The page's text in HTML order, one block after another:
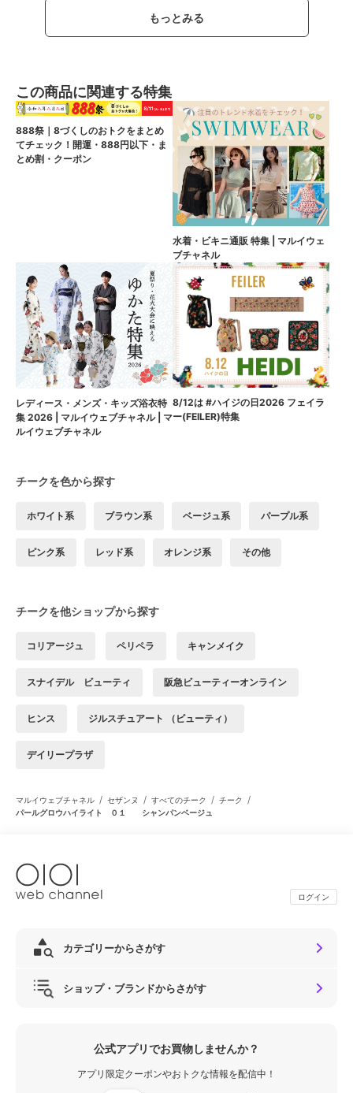
もっとみる
この商品に関連する特集
888祭｜8づくしのおトクをまとめ
てチェック！開運・888円以下・ま
とめ割・クーポン
水着・ビキニ通販 特集 | マルイウェ
ブチャネル
レディース・メンズ・キッズ浴衣特
集 2026 | マルイウェブチャネル | マ
ルイウェブチャネル
8/12は #ハイジの日2026 フェイラ
ー(FEILER)特集
チークを色から探す
ホワイト系 ブラウン系 ベージュ系 パープル系
ピンク系 レッド系 オレンジ系 その他
チークを他ショップから探す
コリアージュ ペリペラ キャンメイク
スナイデル ビューティ 阪急ビューティーオンライン
ヒンス ジルスチュアート （ビューティ）
デイリープラザ
マルイウェブチャネル / セザンヌ / すべてのチーク / チーク /
パールグロウハイライト ０１ シャンパンベージュ
ログイン
カテゴリーからさがす
ショップ・ブランドからさがす
公式アプリでお買物しませんか？
アプリ限定クーポンやおトクな情報を配信中！